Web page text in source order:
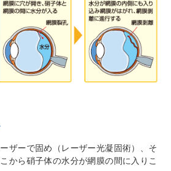
ザーで固め（レーザー光凝固術）、そ
から硝子体の水分が網膜の間に入りこ